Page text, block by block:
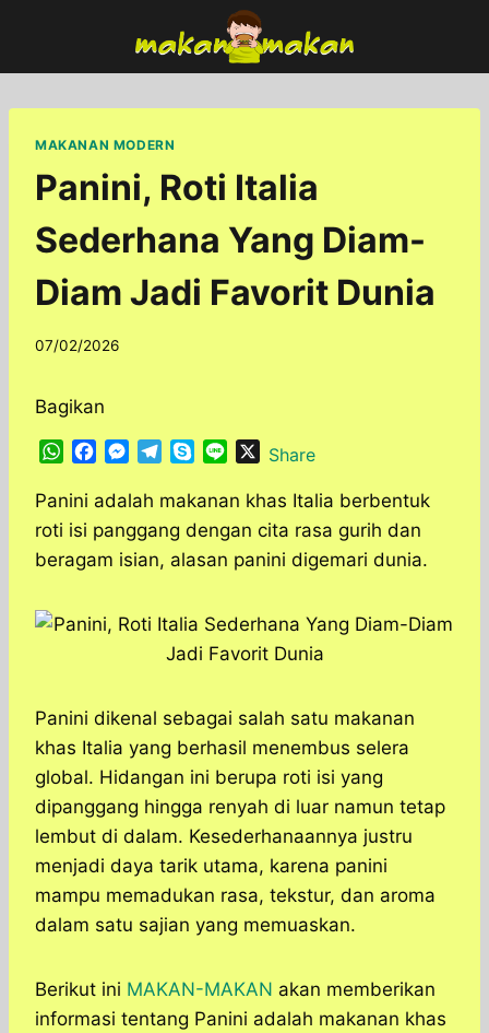
content
MAKANAN MODERN
Panini, Roti Italia
Sederhana Yang Diam-
Diam Jadi Favorit Dunia
By
07/02/2026
Bagikan
W
a
A
p
c
e
o
k
M
s
s
e
n
e
l
e
g
r
m
y
p
n
e
XShare
Panini adalah makanan khas Italia berbentuk
roti isi panggang dengan cita rasa gurih dan
beragam isian, alasan panini digemari dunia.
Panini dikenal sebagai salah satu makanan
khas Italia yang berhasil menembus selera
global. Hidangan ini berupa roti isi yang
dipanggang hingga renyah di luar namun tetap
lembut di dalam. Kesederhanaannya justru
menjadi daya tarik utama, karena panini
mampu memadukan rasa, tekstur, dan aroma
dalam satu sajian yang memuaskan.
Berikut ini MAKAN-MAKAN akan memberikan
informasi tentang Panini adalah makanan khas